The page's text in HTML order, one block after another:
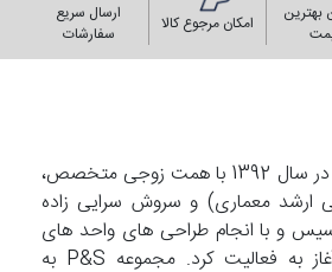
بهترین
امکان مرجوع کالا
ارسال سریع
سفارشات
دفتر ساختمانی P&S در سال 1392 با همت زوجی متخصص،
ارشد معماری) و سروش سرایی زاده
و با انجام طراحی های واحد های
مسکونی و تجاری آغاز به فعالیت کرد. مجموعه P&S به